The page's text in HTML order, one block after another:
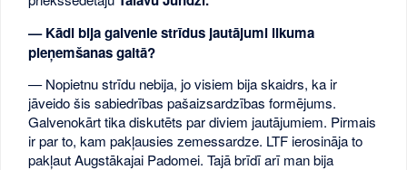
— Kādi bija galvenie strīdus jautājumi likuma
pieņemšanas gaitā?
— Nopietnu strīdu nebija, jo visiem bija skaidrs, ka ir
jāveido šis sabiedrības pašaizsardzības formējums.
Galvenokārt tika diskutēts par diviem jautājumiem. Pirmais
ir par to, kam pakļausies zemessardze. LTF ierosināja to
pakļaut Augstākajai Padomei. Tajā brīdī arī man bija